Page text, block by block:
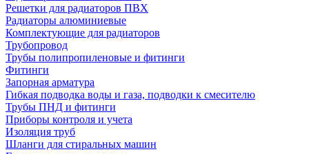
Решетки для радиаторов ПВХ
Радиаторы алюминиевые
Комплектующие для радиаторов
Трубопровод
Трубы полипропиленовые и фитинги
Фитинги
Запорная арматура
Гибкая подводка воды и газа, подводки к смесителю
Трубы ПНД и фитинги
Приборы контроля и учета
Изоляция труб
Шланги для стиральных машин